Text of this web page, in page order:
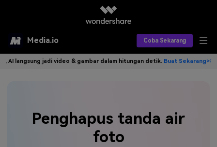
Media.io Coba Sekarang
Alat AI
Asisten Video AI
jadi video & gambar dalam hitungan detik.Buat Sekarang>>
Penghapus tanda air
foto